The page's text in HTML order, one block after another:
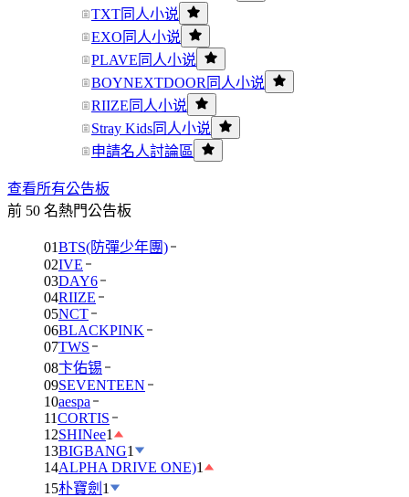
TXT同人小说
EXO同人小说
PLAVE同人小说
BOYNEXTDOOR同人小说
RIIZE同人小说
Stray Kids同人小说
申請名人討論區
查看所有公告板
前 50 名熱門公告板
01BTS(防彈少年團)
02IVE
03DAY6
04RIIZE
05NCT
06BLACKPINK
07TWS
08卞佑锡
09SEVENTEEN
10aespa
11CORTIS
12SHINee1
13BIGBANG1
14ALPHA DRIVE ONE)1
15朴寶劍 1